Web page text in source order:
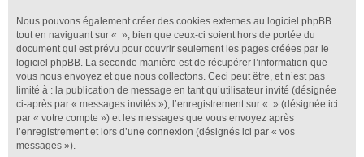
Nous pouvons également créer des cookies externes au logiciel phpBB
tout en naviguant sur « », bien que ceux-ci soient hors de portée du
document qui est prévu pour couvrir seulement les pages créées par le
logiciel phpBB. La seconde manière est de récupérer l’information que
vous nous envoyez et que nous collectons. Ceci peut être, et n’est pas
limité à : la publication de message en tant qu’utilisateur invité (désignée
ci-après par « messages invités »), l’enregistrement sur « » (désignée ici
par « votre compte ») et les messages que vous envoyez après
l’enregistrement et lors d’une connexion (désignés ici par « vos
messages »).